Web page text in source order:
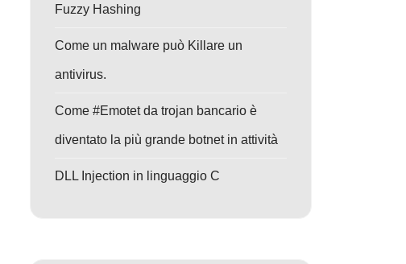
Fuzzy Hashing
Come un malware può Killare un
antivirus.
Come #Emotet da trojan bancario è
diventato la più grande botnet in attività
DLL Injection in linguaggio C